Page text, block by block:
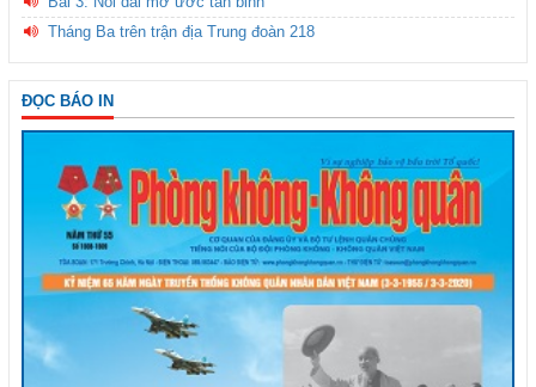
Tháng Ba trên trận địa Trung đoàn 218
ĐỌC BÁO IN